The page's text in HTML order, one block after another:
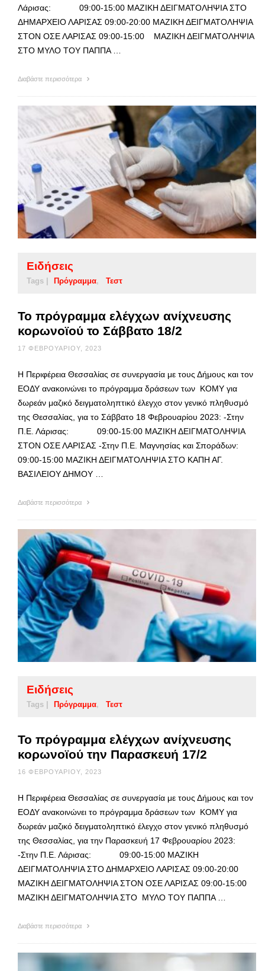
Λάρισας: 09:00-15:00 ΜΑΖΙΚΗ ΔΕΙΓΜΑΤΟΛΗΨΙΑ ΣΤΟ
ΔΗΜΑΡΧΕΙΟ ΛΑΡΙΣΑΣ 09:00-20:00 ΜΑΖΙΚΗ ΔΕΙΓΜΑΤΟΛΗΨΙΑ
ΣΤΟΝ ΟΣΕ ΛΑΡΙΣΑΣ 09:00-15:00 ΜΑΖΙΚΗ ΔΕΙΓΜΑΤΟΛΗΨΙΑ
ΣΤΟ ΜΥΛΟ ΤΟΥ ΠΑΠΠΑ …
Διαβάστε περισσότερα
Ειδήσεις
Tags | Πρόγραμμα Τεστ
Το πρόγραμμα ελέγχων ανίχνευσης
κορωνοϊού το Σάββατο 18/2
17 ΦΕΒΡΟΥΑΡΊΟΥ, 2023
Η Περιφέρεια Θεσσαλίας σε συνεργασία με τους Δήμους και τον
ΕΟΔΥ ανακοινώνει το πρόγραμμα δράσεων των ΚΟΜΥ για
δωρεάν μαζικό δειγματοληπτικό έλεγχο στον γενικό πληθυσμό
της Θεσσαλίας, για το Σάββατο 18 Φεβρουαρίου 2023: -Στην
Π.Ε. Λάρισας: 09:00-15:00 ΜΑΖΙΚΗ ΔΕΙΓΜΑΤΟΛΗΨΙΑ
ΣΤΟΝ ΟΣΕ ΛΑΡΙΣΑΣ -Στην Π.Ε. Μαγνησίας και Σποράδων:
09:00-15:00 ΜΑΖΙΚΗ ΔΕΙΓΜΑΤΟΛΗΨΙΑ ΣΤΟ ΚΑΠΗ ΑΓ.
ΒΑΣΙΛΕΙΟΥ ΔΗΜΟΥ …
Διαβάστε περισσότερα
Ειδήσεις
Tags | Πρόγραμμα Τεστ
Το πρόγραμμα ελέγχων ανίχνευσης
κορωνοϊού την Παρασκευή 17/2
16 ΦΕΒΡΟΥΑΡΊΟΥ, 2023
Η Περιφέρεια Θεσσαλίας σε συνεργασία με τους Δήμους και τον
ΕΟΔΥ ανακοινώνει το πρόγραμμα δράσεων των ΚΟΜΥ για
δωρεάν μαζικό δειγματοληπτικό έλεγχο στον γενικό πληθυσμό
της Θεσσαλίας, για την Παρασκευή 17 Φεβρουαρίου 2023:
-Στην Π.Ε. Λάρισας: 09:00-15:00 ΜΑΖΙΚΗ
ΔΕΙΓΜΑΤΟΛΗΨΙΑ ΣΤΟ ΔΗΜΑΡΧΕΙΟ ΛΑΡΙΣΑΣ 09:00-20:00
ΜΑΖΙΚΗ ΔΕΙΓΜΑΤΟΛΗΨΙΑ ΣΤΟΝ ΟΣΕ ΛΑΡΙΣΑΣ 09:00-15:00
ΜΑΖΙΚΗ ΔΕΙΓΜΑΤΟΛΗΨΙΑ ΣΤΟ ΜΥΛΟ ΤΟΥ ΠΑΠΠΑ …
Διαβάστε περισσότερα